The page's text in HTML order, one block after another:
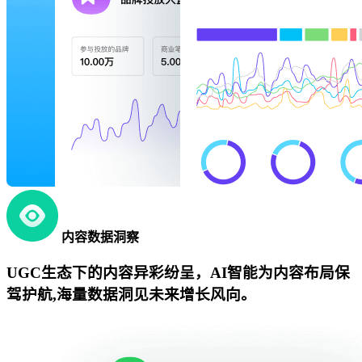
内容数据洞察
UGC生态下的内容异彩纷呈，AI智能为内容布局保
驾护航,海量数据洞见未来增长风向。